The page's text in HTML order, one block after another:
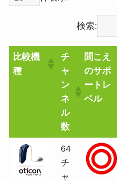
検索:
比較機
種
チ
ャ
ン
ネ
ル
数
聞こえ
のサポ
ートレ
ベル
64
チ
ャ